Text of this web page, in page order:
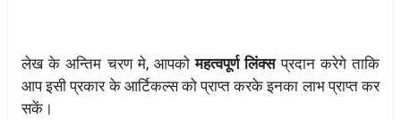
लेख के अन्तिम चरण मे, आपकोमहत्वपूर्ण लिंक्सप्रदान करेगे ताकि
आप इसी प्रकार के आर्टिकल्स को प्राप्त करके इनका लाभ प्राप्त कर
सकें।